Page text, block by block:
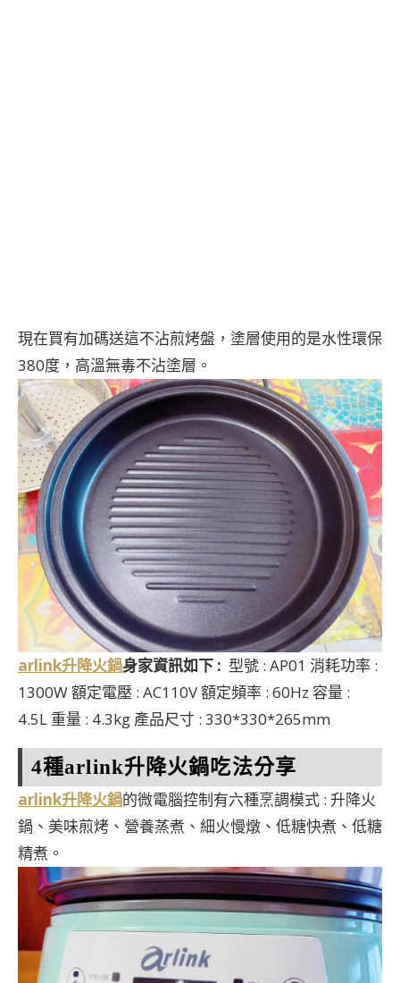
現在買有加碼送這不沾煎烤盤，塗層使用的是水性環保
380度，高溫無毒不沾塗層。
arlink升降火鍋身家資訊如下 : 型號 : AP01 消耗功率 :
1300W 額定電壓 : AC110V 額定頻率 : 60Hz 容量 :
4.5L 重量 : 4.3kg 產品尺寸 : 330*330*265mm
4種arlink升降火鍋吃法分享
arlink升降火鍋的微電腦控制有六種烹調模式 : 升降火
鍋、美味煎烤、營養蒸煮、細火慢燉、低糖快煮、低糖
精煮。